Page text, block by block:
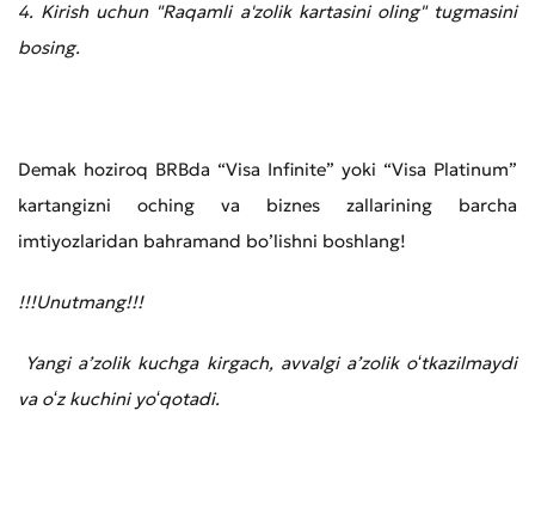
Murojaat qoldirish
4. Kirish uchun "Raqamli a'zolik kartasini oling" tugmasini
bosing.
Demak hoziroq BRBda “Visa Infinite” yoki “Visa Platinum”
kartangizni oching va biznes zallarining barcha
imtiyozlaridan bahramand bo’lishni boshlang!
!!!Unutmang!!!
Yangi aʼzolik kuchga kirgach, avvalgi aʼzolik oʻtkazilmaydi
va oʻz kuchini yoʻqotadi.